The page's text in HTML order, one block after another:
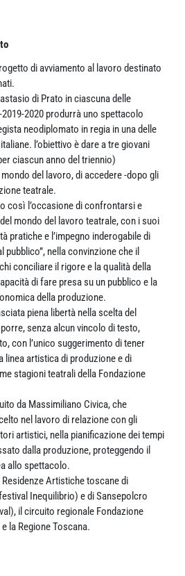
di avviamento al lavoro destinato
di Prato in ciascuna delle
2020 produrrà uno spettacolo
neodiplomato in regia in una delle
l’obiettivo è dare a tre giovani
ciascun anno del triennio)
mondo del lavoro, di accedere -dopo gli
teatrale.
così l’occasione di confrontarsi e
mondo del lavoro teatrale, con i suoi
pratiche e l’impegno inderogabile di
pubblico”, nella convinzione che il
conciliare il rigore e la qualità della
di fare presa su un pubblico e la
della produzione.
piena libertà nella scelta del
senza alcun vincolo di testo,
con l’unico suggerimento di tener
linea artistica di produzione e di
stagioni teatrali della Fondazione
da Massimiliano Civica, che
nel lavoro di relazione con gli
artistici, nella pianificazione dei tempi
dalla produzione, proteggendo il
allo spettacolo.
Artistiche toscane di
Inequilibrio) e di Sansepolcro
il circuito regionale Fondazione
la Regione Toscana.